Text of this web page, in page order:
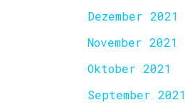
Dezember 2021
November 2021
Oktober 2021
September 2021